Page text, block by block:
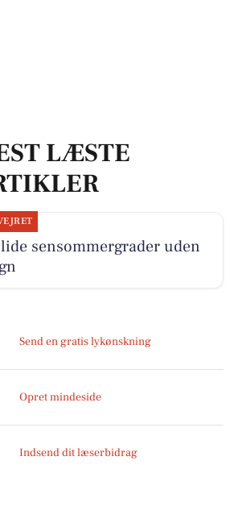
LÆSTE
sensommergrader uden
Send en gratis lykønskning
Opret mindeside
Indsend dit læserbidrag